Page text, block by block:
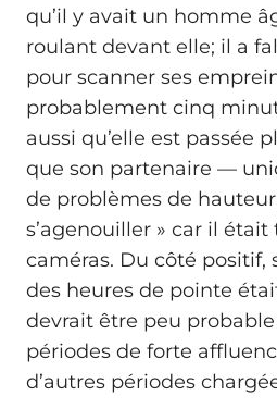
qu’il y avait un homme
roulant devant elle; il a
pour scanner ses
probablement cinq
aussi qu’elle est passée
que son partenaire —
de problèmes de
s’agenouiller » car il
caméras. Du côté positif,
des heures de pointe
devrait être peu
périodes de forte
d’autres périodes